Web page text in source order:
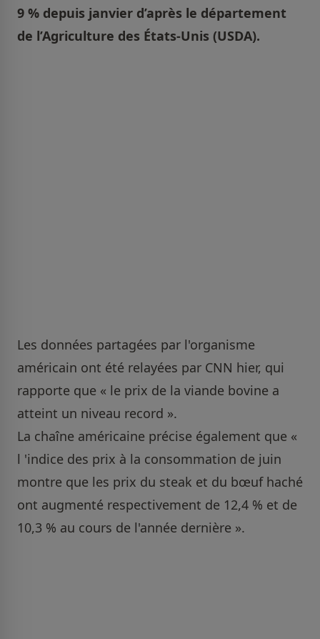
9 % depuis janvier d’après le département
de l’Agriculture des États-Unis (USDA).
Les données partagées par l'organisme
américain ont été relayées par CNN hier, qui
rapporte que « le prix de la viande bovine a
atteint un niveau record ».
La chaîne américaine précise également que «
l 'indice des prix à la consommation de juin
montre que les prix du steak et du bœuf haché
ont augmenté respectivement de 12,4 % et de
10,3 % au cours de l'année dernière ».